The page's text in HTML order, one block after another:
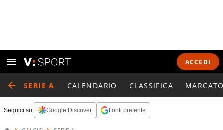
ACCEDI
SERIE A CALENDARIO CLASSIFICA
Seguici su: Google Discover Fonti preferite